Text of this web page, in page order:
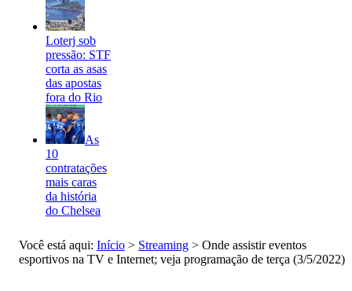
Loterj sob
pressão: STF
corta as asas
das apostas
fora do Rio
As
10
contratações
mais caras
da história
do Chelsea
Você está aqui: Início > Streaming > Onde assistir eventos
esportivos na TV e Internet; veja programação de terça (3/5/2022)